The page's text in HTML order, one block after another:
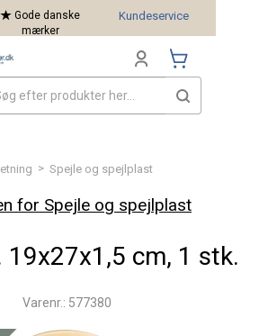
> Spejle og spejlplast
for Spejle og spejlplast
19x27x1,5 cm, 1 stk.
Varenr.: 577380
Gode danske
mærker
Kundeservice
Mærker